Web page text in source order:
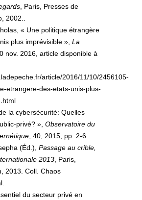
, Paris, Presses de
2002..
« Une politique étrangère
plus imprévisible », La
nov. 2016, article disponible à
article/2016/11/10/2456105-
etrangere-des-etats-unis-plus-
la cybersécurité: Quelles
privé? », Observatoire du
, 40, 2015, pp. 2-6.
(Éd.), Passage au crible,
2013 , Paris,
2013. Coll. Chaos
du secteur privé en